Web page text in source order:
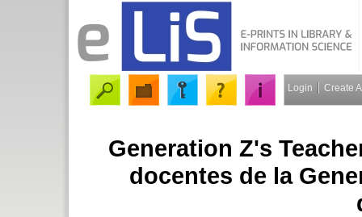
Login Create
Generation Z's
docentes de la